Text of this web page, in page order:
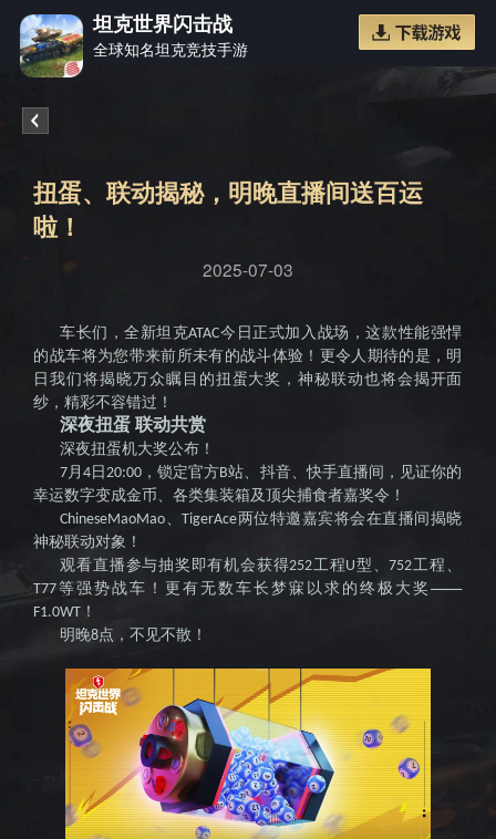
坦克世界闪击战
全球知名坦克竞技手游
《坦克
世界闪
击战》
国服官
扭蛋、联动揭秘，明晚直播间送百运
啦！
2025-07-03
车长们，全新坦克ATAC今日正式加入战场，这款性能强悍
的战车将为您带来前所未有的战斗体验！更令人期待的是，明
日我们将揭晓万众瞩目的扭蛋大奖，神秘联动也将会揭开面
纱，精彩不容错过！
深夜扭蛋 联动共赏
深夜扭蛋机大奖公布！
7月4日20:00 ，锁定官方B站、抖音、快手直播间，见证你的
幸运数字变成金币、各类集装箱及顶尖捕食者嘉奖令！
ChineseMaoMao、TigerAce两位特邀嘉宾将会在直播间揭晓
神秘联动对象！
观看直播参与抽奖即有机会获得252工程U型、752工程、
T77等强势战车！更有无数车长梦寐以求的终极大奖——
F1.0WT ！
明晚8点，不见不散！